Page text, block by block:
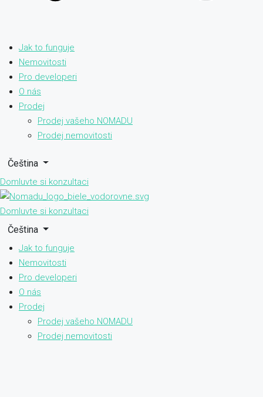
Jak to funguje
Nemovitosti
Pro developeri
O nás
Prodej
Prodej vašeho NOMADU
Prodej nemovitosti
Čeština
Domluvte si konzultaci
Domluvte si konzultaci
Čeština
Jak to funguje
Nemovitosti
Pro developeri
O nás
Prodej
Prodej vašeho NOMADU
Prodej nemovitosti